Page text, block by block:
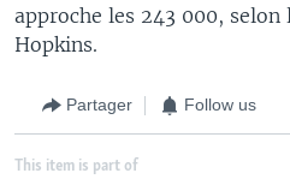
approche les 243 000,
Hopkins.
Partager Follow us
This item is part of